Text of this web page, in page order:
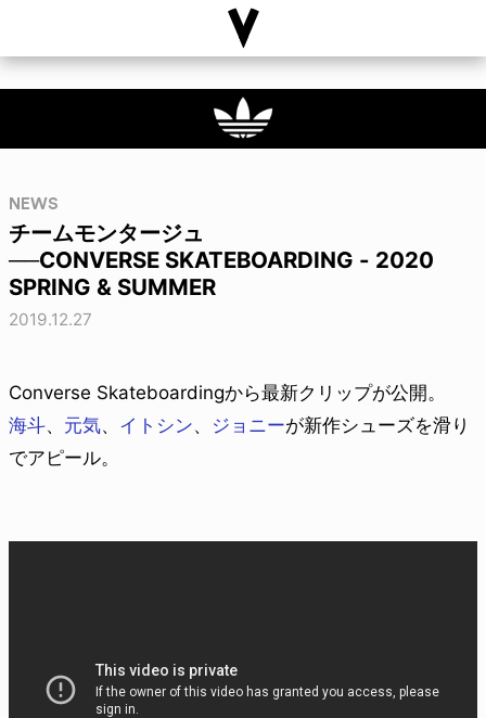
NEWS
チームモンタージュ
──CONVERSE SKATEBOARDING - 2020
SPRING & SUMMER
2019.12.27
Converse Skateboardingから最新クリップが公開。
海斗、 元気、 イトシン、 ジョニーが新作シューズを滑り
でアピール。